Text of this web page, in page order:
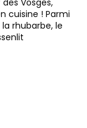
Vosges,
cuisine ! Parmi
rhubarbe, le